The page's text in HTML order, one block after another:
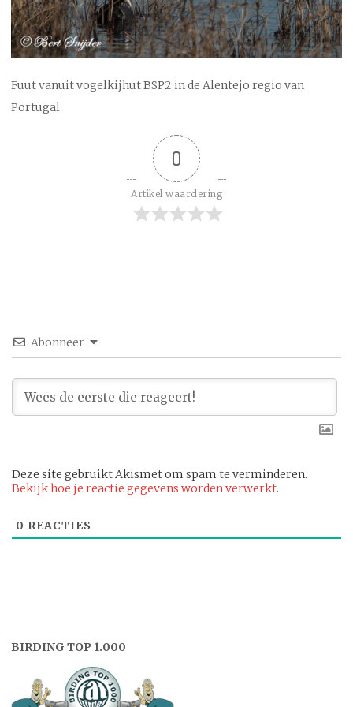
Fuut vanuit vogelkijhut BSP2 in de Alentejo regio van
Portugal
0
Artikel waardering
Abonneer
Deze site gebruikt Akismet om spam te verminderen.
Bekijk hoe je reactie gegevens worden verwerkt.
0 REACTIES
BIRDING TOP 1.000